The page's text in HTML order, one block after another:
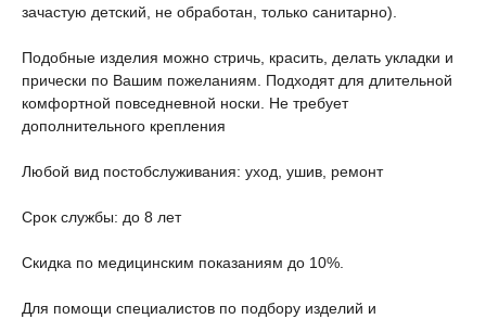
зачастую детский, не обработан, только санитарно).
Подобные изделия можно стричь, красить, делать укладки и
прически по Вашим пожеланиям. Подходят для длительной
комфортной повседневной носки. Не требует
дополнительного крепления
Любой вид постобслуживания: уход, ушив, ремонт
Срок службы: до 8 лет
Скидка по медицинским показаниям до 10%.
Для помощи специалистов по подбору изделий и